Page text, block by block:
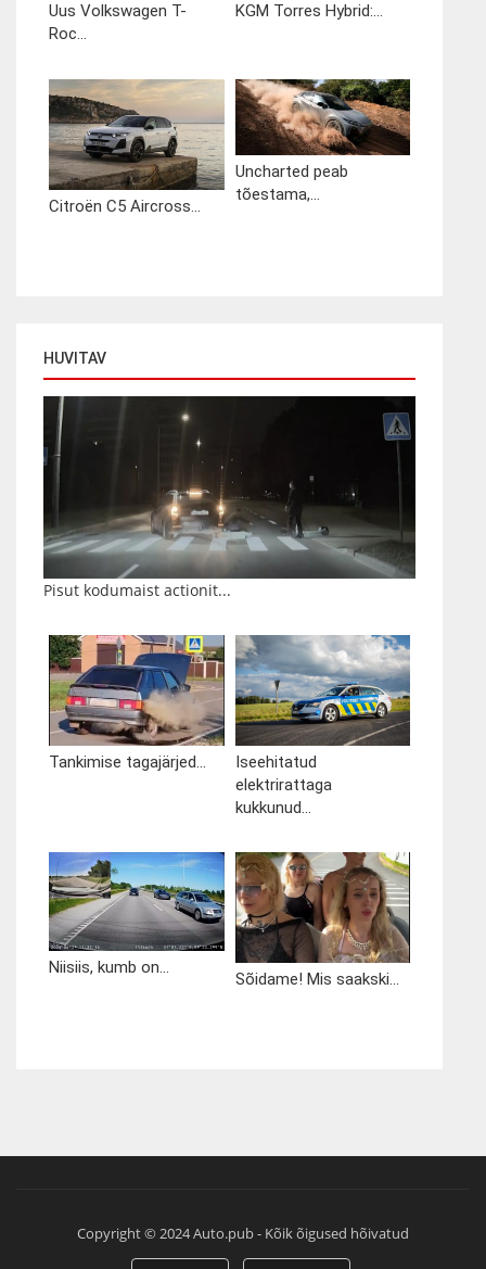
Uus Volkswagen T-
Roc...
KGM Torres Hybrid:...
Citroën C5 Aircross...
Uncharted peab
tõestama,...
HUVITAV
Pisut kodumaist actionit...
Tankimise tagajärjed...
Iseehitatud
elektrirattaga
kukkunud...
Niisiis, kumb on...
Sõidame! Mis saakski...
Copyright © 2024 Auto.pub - Kõik õigused hõivatud